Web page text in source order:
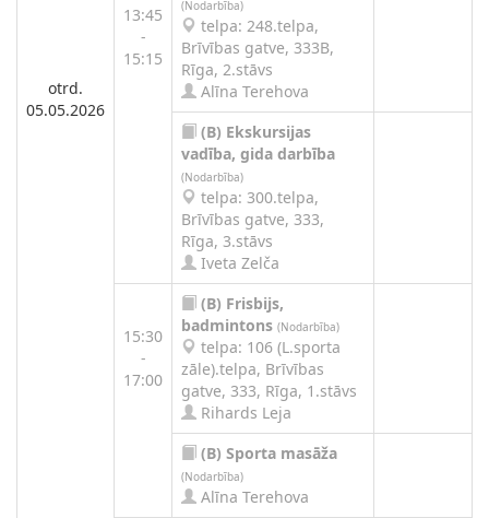
otrd.
05.05.2026
13:45
-
15:15
(Nodarbība)
telpa: 248.telpa,
Brīvības gatve, 333B,
Rīga, 2.stāvs
Alīna Terehova
(B) Ekskursijas
vadība, gida darbība
(Nodarbība)
telpa: 300.telpa,
Brīvības gatve, 333,
Rīga, 3.stāvs
Iveta Zelča
15:30
-
17:00
(B) Frisbijs,
badmintons (Nodarbība)
telpa: 106 (L.sporta
zāle).telpa, Brīvības
gatve, 333, Rīga, 1.stāvs
Rihards Leja
(B) Sporta masāža
(Nodarbība)
Alīna Terehova